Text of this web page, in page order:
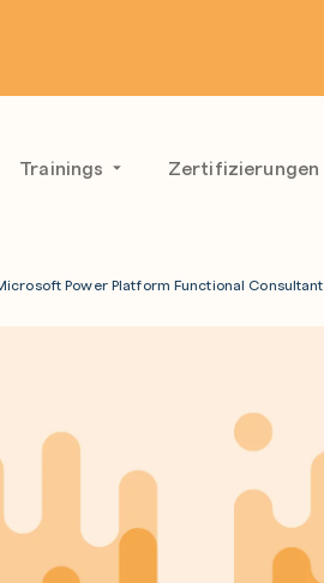
Trainings Zertifizierungen
Power Platform Functional Consultant